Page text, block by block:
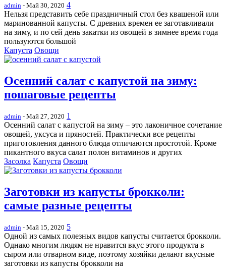
admin - Май 30, 2020 4
Нельзя представить себе праздничный стол без квашеной или
маринованной капусты. С древних времен ее заготавливали
на зиму, и по сей день закатки из овощей в зимнее время года
пользуются большой
Капуста Овощи
Осенний салат с капустой на зиму:
пошаговые рецепты
admin - Май 27, 2020 1
Осенний салат с капустой на зиму – это лаконичное сочетание
овощей, уксуса и пряностей. Практически все рецепты
приготовления данного блюда отличаются простотой. Кроме
пикантного вкуса салат полон витаминов и других
Засолка Капуста Овощи
Заготовки из капусты брокколи:
самые разные рецепты
admin - Май 15, 2020 5
Одной из самых полезных видов капусты считается брокколи.
Однако многим людям не нравится вкус этого продукта в
сыром или отварном виде, поэтому хозяйки делают вкусные
заготовки из капусты брокколи на